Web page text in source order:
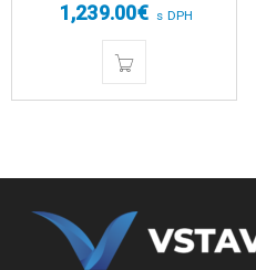
1,239.00€ s DPH